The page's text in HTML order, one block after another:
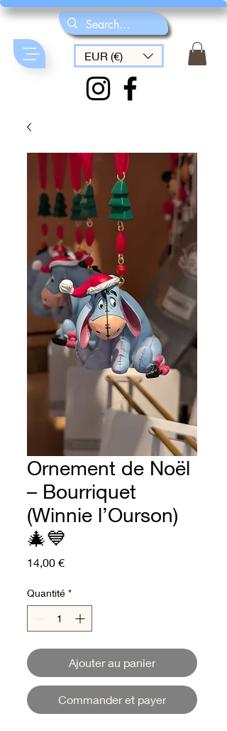
EUR (€)
Ornement de Noël
– Bourriquet
(Winnie l’Ourson)
🎄💙
14,00 €Prix
Quantité *
Ajouter au panier
Commander et payer